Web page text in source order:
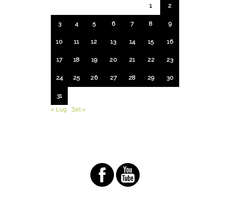
1 2
3 4 5 6 7 8 9
10 11 12 13 14 15 16
17 18 19 20 21 22 23
24 25 26 27 28 29 30
31
« Lug
Set »